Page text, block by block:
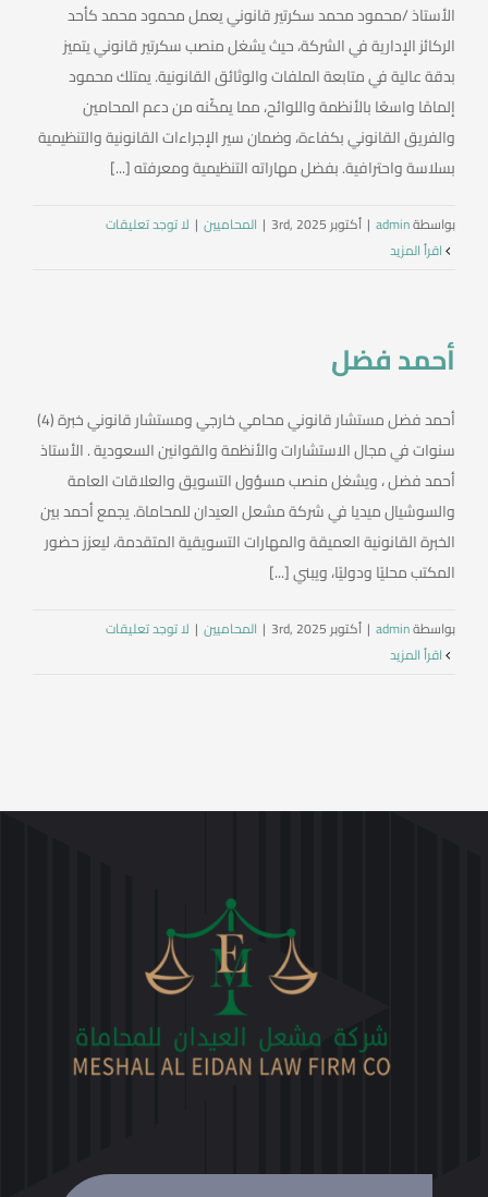
الأستاذ /محمود محمد سكرتير قانوني يعمل محمود محمد كأحد
الركائز الإدارية في الشركة، حيث يشغل منصب سكرتير قانوني يتميز
بدقة عالية في متابعة الملفات والوثائق القانونية. يمتلك محمود
إلمامًا واسعًا بالأنظمة واللوائح، مما يمكّنه من دعم المحامين
والفريق القانوني بكفاءة، وضمان سير الإجراءات القانونية والتنظيمية
بسلاسة واحترافية. بفضل مهاراته التنظيمية ومعرفته [...]
بواسطةadmin
| أكتوبر 3rd, 2025 | المحاميين | لا توجد تعليقات
أحمد فضل
أحمد فضل مستشار قانوني محامي خارجي ومستشار قانوني خبرة (4)
سنوات في مجال الاستشارات والأنظمة والقوانين السعودية . الأستاذ
أحمد فضل ، ويشغل منصب مسؤول التسويق والعلاقات العامة
والسوشيال ميديا في شركة مشعل العيدان للمحاماة. يجمع أحمد بين
الخبرة القانونية العميقة والمهارات التسويقية المتقدمة، ليعزز حضور
المكتب محليًا ودوليًا، ويبني [...]
بواسطةadmin
| أكتوبر 3rd, 2025 | المحاميين | لا توجد تعليقات